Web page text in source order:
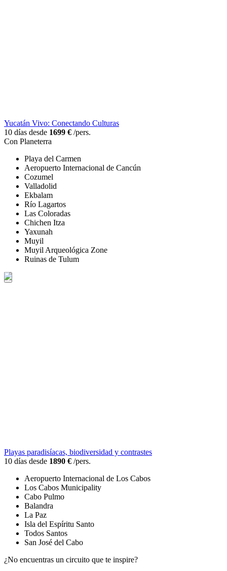
Yucatán Vivo: Conectando Culturas
10 días desde 1699 € /pers.
Con Planeterra
Playa del Carmen
Aeropuerto Internacional de Cancún
Cozumel
Valladolid
Ekbalam
Río Lagartos
Las Coloradas
Chichen Itza
Yaxunah
Muyil
Muyil Arqueológica Zone
Ruinas de Tulum
Playas paradisíacas, biodiversidad y contrastes
10 días desde 1890 € /pers.
Aeropuerto Internacional de Los Cabos
Los Cabos Municipality
Cabo Pulmo
Balandra
La Paz
Isla del Espíritu Santo
Todos Santos
San José del Cabo
¿No encuentras un circuito que te inspire?